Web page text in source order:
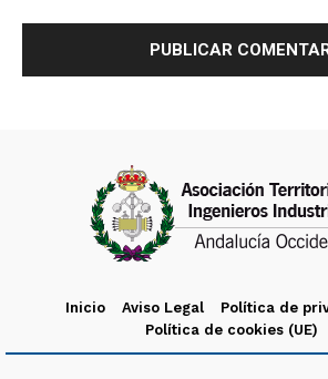
Inicio Aviso Legal
Política de
Política de cookies (UE)